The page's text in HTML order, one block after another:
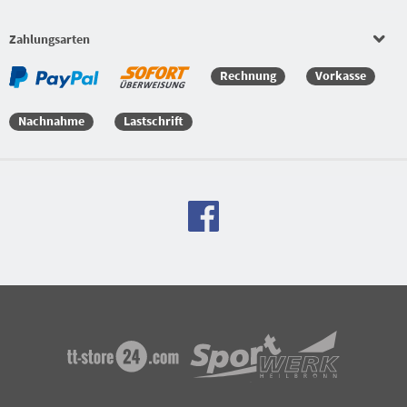
Versandkostenfreie Bestellung
Zahlungsarten
Rechnung Vorkasse
Nachnahme Lastschrift